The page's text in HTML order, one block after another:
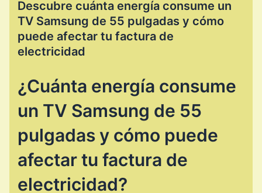
Descubre cuánta energía consume un
TV Samsung de 55 pulgadas y cómo
puede afectar tu factura de
electricidad
¿Cuánta energía consume
un TV Samsung de 55
pulgadas y cómo puede
afectar tu factura de
electricidad?